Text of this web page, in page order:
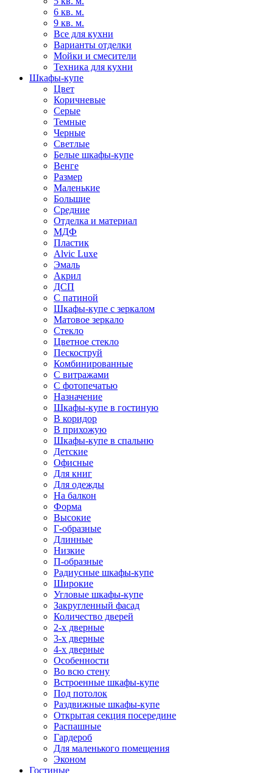
6 кв. м.
9 кв. м.
Все для кухни
Варианты отделки
Мойки и смесители
Техника для кухни
Шкафы-купе
Цвет
Коричневые
Серые
Темные
Черные
Светлые
Белые шкафы-купе
Венге
Размер
Маленькие
Большие
Средние
Отделка и материал
МДФ
Пластик
Alvic Luxe
Эмаль
Акрил
ДСП
С патиной
Шкафы-купе с зеркалом
Матовое зеркало
Стекло
Цветное стекло
Пескоструй
Комбинированные
С витражами
С фотопечатью
Назначение
Шкафы-купе в гостиную
В коридор
В прихожую
Шкафы-купе в спальню
Детские
Офисные
Для книг
Для одежды
На балкон
Форма
Высокие
Г-образные
Длинные
Низкие
П-образные
Радиусные шкафы-купе
Широкие
Угловые шкафы-купе
Закругленный фасад
Количество дверей
2-х дверные
3-х дверные
4-х дверные
Особенности
Во всю стену
Встроенные шкафы-купе
Под потолок
Раздвижные шкафы-купе
Открытая секция посередине
Распашные
Гардероб
Для маленького помещения
Эконом
Гостиные